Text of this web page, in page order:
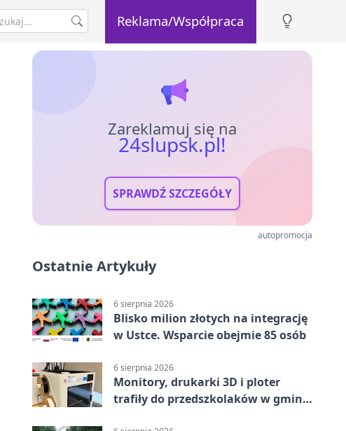
Reklama/Współpraca
Zareklamuj się na
24slupsk.pl!
SPRAWDŹ SZCZEGÓŁY
autopromocja
Ostatnie Artykuły
6 sierpnia 2026
Blisko milion złotych na integrację
w Ustce. Wsparcie obejmie 85 osób
6 sierpnia 2026
Monitory, drukarki 3D i ploter
trafiły do przedszkolaków w gminie